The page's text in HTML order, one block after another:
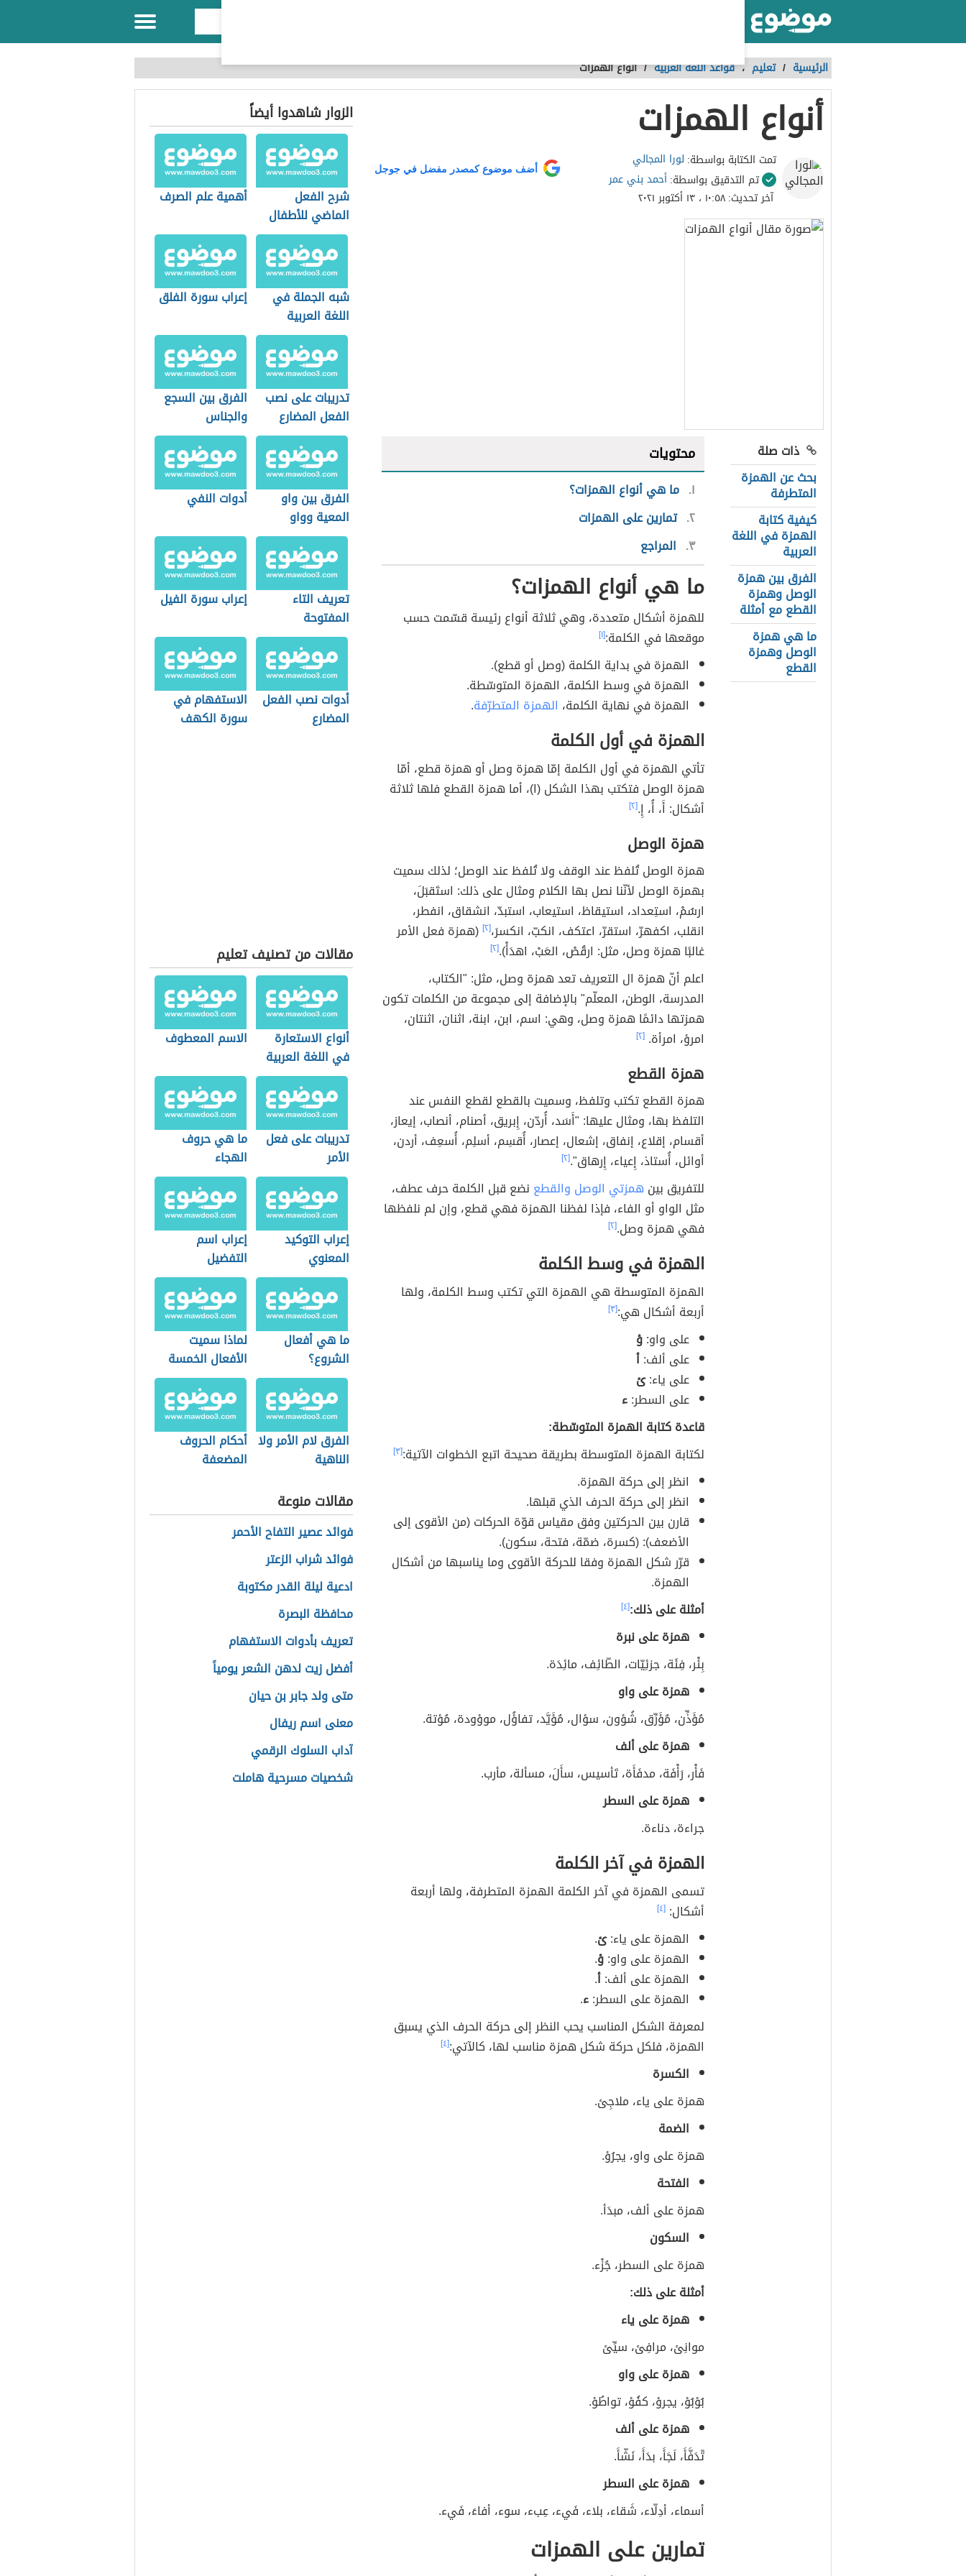
الرئيسية / تعليم ،قواعد اللغة العربية /أنواع الهمزات
أنواع الهمزات
تمت الكتابة بواسطة: لورا المجالي
تم التدقيق بواسطة:أحمد بني عمر
آخر تحديث:١٠:٥٨ ، ١٣ أكتوبر ٢٠٢١
أضف موضوع كمصدر مفضل في جوجل
ذات صلة
بحث عن الهمزة
المتطرفة
كيفية كتابة
الهمزة في اللغة
العربية
الفرق بين همزة
الوصل وهمزة
القطع مع أمثلة
ما هي همزة
الوصل وهمزة
القطع
محتويات
١ ما هي أنواع الهمزات؟
٢ تمارين على الهمزات
٣ المراجع
ما هي أنواع الهمزات؟
للهمزة أشكال متعددة، وهي ثلاثة أنواع رئيسة قسّمت حسب
موقعها في الكلمة:[١]
الهمزة في بداية الكلمة (وصل أو قطع).
الهمزة في وسط الكلمة، الهمزة المتوسّطة.
الهمزة في نهاية الكلمة، الهمزة المتطرّفة.
الهمزة في أول الكلمة
تأتي الهمزة في أول الكلمة إمّا همزة وصل أو همزة قطع، أمّا
همزة الوصل فتكتب بهذا الشكل (ا)، أما همزة القطع فلها ثلاثة
أشكال: أَ، أُ، إِ.[٢]
همزة الوصل
همزة الوصل تُلفظ عند الوقف ولا تُلفظ عند الوصل؛ لذلك سميت
بهمزة الوصل لأنّنا نصل بها الكلام ومثال على ذلك: استَقبَلَ،
ارسُمْ، استِعداد، استيقاظ، استيعاب، استبدّ، انشقاق، انفطر،
انقلب، اكفهرّ، استقرّ، اعتكف، انكبّ، انكسرَ،[٢]
(همزة فعل الأمر
غالبًا همزة وصل، مثل: ارقُصْ، العَبْ، اهدَأْ).[٢]
اعلم أنّ همزة ال التعريف تعد همزة وصل، مثل: "الكتاب،
المدرسة، الوطن، المعلّم" بالإضافة إلى مجموعة من الكلمات تكون
همزتها دائمًا همزة وصل، وهي: اسم، ابن، ابنة، اثنان، اثنتان،
امرؤ، امرأة.[٢]
همزة القطع
همزة القطع تكتب وتلفظ، وسميت بالقطع لقطع النفس عند
التلفظ بها، ومثال عليها: "أَسَد، أُردّن، إِبريق، أصنام، أنصاب، إيعاز،
أقسام، إقلاع، إنفاق، إشعال، إعصار، أُقسِم، أسلِم، أُسعِف، أردن،
أوائل، أُستاذ، إِعياء، إِرهاق".[٢]
للتفريق بين همزتي الوصل والقطع نضع قبل الكلمة حرف عطف،
مثل الواو أو الفاء، فإذا لفظنا الهمزة فهي قطع، وإن لم نلفظها
فهي همزة وصل.[٢]
الهمزة في وسط الكلمة
الهمزة المتوسطة هي الهمزة التي تكتب وسط الكلمة، ولها
أربعة أشكال هي:[٣]
على واو:ؤ
على ألف:أ
على ياء:ئ
على السطر:ء
قاعدة كتابة الهمزة المتوسّطة:
لكتابة الهمزة المتوسطة بطريقة صحيحة اتبع الخطوات الآتية:[٣]
انظر إلى حركة الهمزة.
انظر إلى حركة الحرف الذي قبلها.
قارن بين الحركتين وفق مقياس قوّة الحركات (من الأقوى إلى
الأضعف): (كسرة، ضمّة، فتحة، سكون).
قرّر شكل الهمزة وفقا للحركة الأقوى وما يناسبها من أشكال
الهمزة.
أمثلة على ذلك:[٤]
همزة على نبرة
بِئْر، فِئَة، جزئِيّات، الطّائِف، مائِدَة.
همزة على واو
مُؤَذِّن، مُؤَرِّق، شُؤون، سؤال، مُؤَيَّد، تفاؤُل، موؤودة، مُؤتة.
همزة على ألف
فَأْر، رَأْفَة، مدفَأَة، تَأسيس، سأَلَ، مسألة، مأرب.
همزة على السطر
جراءة، دناءة.
الهمزة في آخر الكلمة
تسمى الهمزة في آخر الكلمة الهمزة المتطرفة، ولها أربعة
أشكال:[٤]
الهمزة على ياء:ئ.
الهمزة على واو:ؤ.
الهمزة على ألف:أ.
الهمزة على السطر:ء.
لمعرفة الشكل المناسب يحب النظر إلى حركة الحرف الذي يسبق
الهمزة، فلكل حركة شكل همزة مناسب لها، كالآتي:[٤]
الكسرة
همزة على ياء، ملاجِئ.
الضمة
همزة على واو، يجرُؤ.
الفتحة
همزة على ألف، مبدَأ.
السكون
همزة على السطر، جُزْء.
أمثلة على ذلك:
همزة على ياء
موانِئ، مرافِئ، سيِّئ
همزة على واو
بُؤبُؤ، يجرؤ، كفُؤ، تواطُؤ.
همزة على ألف
تّدَفَّأَ، لَجَأَ، بدَأَ، نَشّأَ.
همزة على السطر
أسماء، أدِلّاء، شَقاء، بلاء، فَيء، عِبء، سوء، أفاءَ، فَيء.
تمارين على الهمزات
الزوار شاهدوا أيضاً
شرح الفعل
الماضي للأطفال
أهمية علم الصرف
شبه الجملة في
اللغة العربية
إعراب سورة الفلق
تدريبات على نصب
الفعل المضارع
الفرق بين السجع
والجناس
الفرق بين واو
المعية وواو
العطف
أدوات النفي
تعريف التاء
المفتوحة
إعراب سورة الفيل
أدوات نصب الفعل
المضارع
الاستفهام في
سورة الكهف
مقالات من تصنيف تعليم
أنواع الاستعارة
في اللغة العربية
الاسم المعطوف
تدريبات على فعل
الأمر
ما هي حروف
الهجاء
إعراب التوكيد
المعنوي
إعراب اسم
التفضيل
ما هي أفعال
الشروع؟
لماذا سميت
الأفعال الخمسة
بهذا الاسم
الفرق لام الأمر ولا
الناهية
أحكام الحروف
المضعفة
مقالات منوعة
فوائد عصير التفاح الأحمر
فوائد شراب الزعتر
ادعية ليلة القدر مكتوبة
محافظة البصرة
تعريف بأدوات الاستفهام
أفضل زيت لدهن الشعر يومياً
متى ولد جابر بن حيان
معنى اسم ريفال
آداب السلوك الرقمي
شخصيات مسرحية هاملت